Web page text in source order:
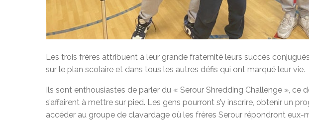
Les trois frères attribuent à leur grande fraternité leurs succès
sur le plan scolaire et dans tous les autres défis qui ont marqué leur vie.
Ils sont enthousiastes de parler du « Serour Shredding Challenge », ce
s’affairent à mettre sur pied. Les gens pourront s’y inscrire, obtenir un
accéder au groupe de clavardage où les frères Serour répondront eux-